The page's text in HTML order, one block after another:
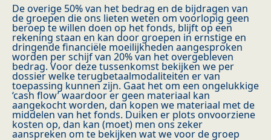
De overige 50% van het bedrag en de bijdragen van
de groepen die ons lieten weten om voorlopig geen
beroep te willen doen op het fonds, blijft op een
rekening staan en kan door groepen in ernstige en
dringende financiële moeilijkheden aangesproken
worden per schijf van 20% van het overgebleven
bedrag. Voor deze tussenkomst bekijken we per
dossier welke terugbetaalmodaliteiten er van
toepassing kunnen zijn. Gaat het om een ongelukkige
‘cash flow’ waardoor er geen materiaal kan
aangekocht worden, dan kopen we materiaal met de
middelen van het fonds. Duiken er plots onvoorziene
kosten op, dan kan (moet) men ons zeker
aanspreken om te bekijken wat we voor de groep